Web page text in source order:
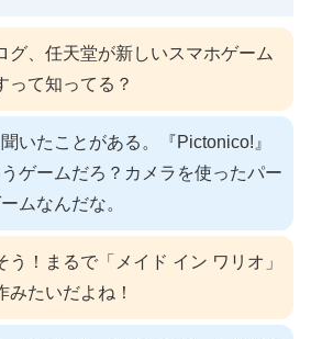
グ、任天堂が新しいスマホゲーム
って知ってる？
いたことがある。『Pictonico!』
ゲームだろ？カメラを使ったパー
ムなんだな。
う！まるで「メイド イン ワリオ」
みたいだよね！